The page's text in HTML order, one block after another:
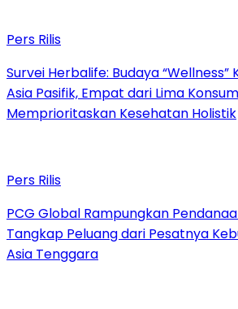
Pers Rilis
Survei Herbalife: Budaya “Wellness”
Asia Pasifik, Empat dari Lima
Memprioritaskan Kesehatan Holistik
Pers Rilis
PCG Global Rampungkan
Tangkap Peluang dari Pesatnya
Asia Tenggara